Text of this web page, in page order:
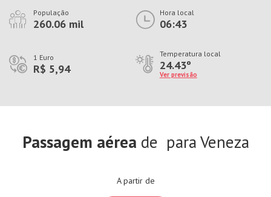
População
260.06 mil
Hora local
06:43
1 Euro
R$ 5,94
Temperatura local
24.43º
Ver previsão
Passagem aérea de para Veneza
A partir de